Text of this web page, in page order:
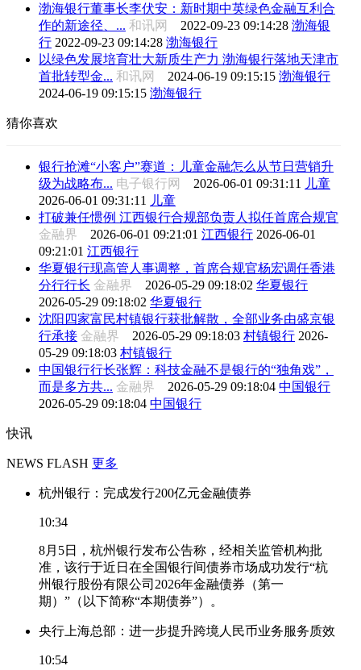
渤海银行董事长李伏安：新时期中英绿色金融互利合
作的新途径、... 和讯网 2022-09-23 09:14:28 渤海银
行 2022-09-23 09:14:28 渤海银行
以绿色发展培育壮大新质生产力 渤海银行落地天津市
首批转型金... 和讯网 2024-06-19 09:15:15 渤海银行
2024-06-19 09:15:15 渤海银行
猜你喜欢
银行抢滩“小客户”赛道：儿童金融怎么从节日营销升
级为战略布... 电子银行网 2026-06-01 09:31:11
儿童
2026-06-01 09:31:11
儿童
打破兼任惯例 江西银行合规部负责人拟任首席合规官
金融界 2026-06-01 09:21:01 江西银行 2026-06-01
09:21:01 江西银行
华夏银行现高管人事调整，首席合规官杨宏调任香港
分行行长 金融界 2026-05-29 09:18:02 华夏银行
2026-05-29 09:18:02 华夏银行
沈阳四家富民村镇银行获批解散，全部业务由盛京银
行承接 金融界 2026-05-29 09:18:03 村镇银行 2026-
05-29 09:18:03 村镇银行
中国银行行长张辉：科技金融不是银行的“独角戏”，
而是多方共... 金融界 2026-05-29 09:18:04 中国银行
2026-05-29 09:18:04 中国银行
快讯
NEWS FLASH 更多
杭州银行：完成发行200亿元金融债券
10:34
8月5日，杭州银行发布公告称，经相关监管机构批
准，该行于近日在全国银行间债券市场成功发行“杭
州银行股份有限公司2026年金融债券（第一
期）”（以下简称“本期债券”）。
央行上海总部：进一步提升跨境人民币业务服务质效
10:54